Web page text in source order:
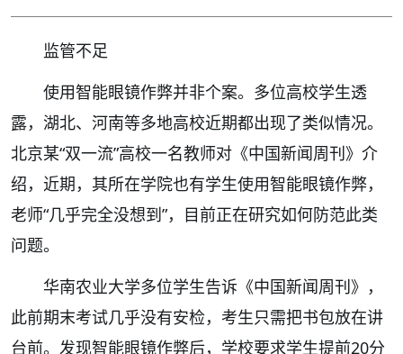
监管不足
使用智能眼镜作弊并非个案。多位高校学生透
露，湖北、河南等多地高校近期都出现了类似情况。
北京某“双一流”高校一名教师对《中国新闻周刊》介
绍，近期，其所在学院也有学生使用智能眼镜作弊，
老师“几乎完全没想到”，目前正在研究如何防范此类
问题。
华南农业大学多位学生告诉《中国新闻周刊》，
此前期末考试几乎没有安检，考生只需把书包放在讲
台前。发现智能眼镜作弊后，学校要求学生提前20分